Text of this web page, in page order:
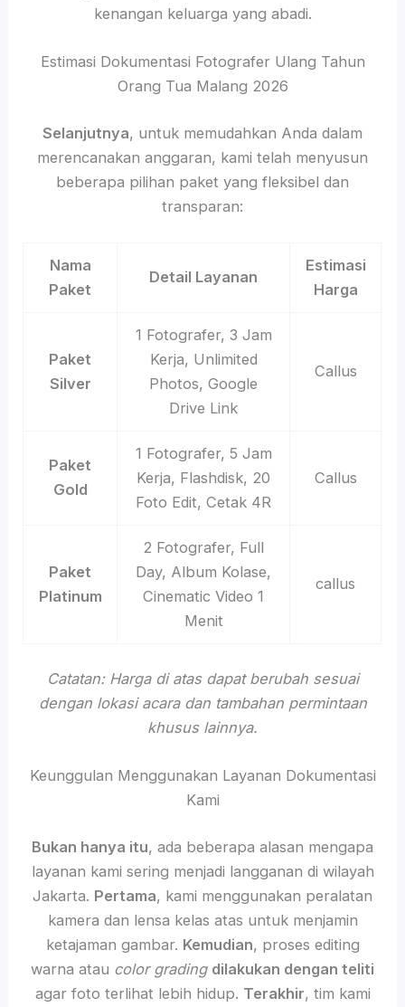
kenangan keluarga yang abadi.
Estimasi Dokumentasi Fotografer Ulang Tahun
Orang Tua Malang 2026
Selanjutnya, untuk memudahkan Anda dalam
merencanakan anggaran, kami telah menyusun
beberapa pilihan paket yang fleksibel dan
transparan:
Nama
Paket
Detail Layanan
Estimasi
Harga
Paket
Silver
1 Fotografer, 3 Jam
Kerja, Unlimited
Photos, Google
Drive Link
Callus
Paket
Gold
1 Fotografer, 5 Jam
Kerja, Flashdisk, 20
Foto Edit, Cetak 4R
Callus
Paket
Platinum
2 Fotografer, Full
Day, Album Kolase,
Cinematic Video 1
Menit
callus
Catatan: Harga di atas dapat berubah sesuai
dengan lokasi acara dan tambahan permintaan
khusus lainnya.
Keunggulan Menggunakan Layanan Dokumentasi
Kami
Bukan hanya itu, ada beberapa alasan mengapa
layanan kami sering menjadi langganan di wilayah
Jakarta. Pertama, kami menggunakan peralatan
kamera dan lensa kelas atas untuk menjamin
ketajaman gambar. Kemudian, proses editing
warna atau color grading dilakukan dengan teliti
agar foto terlihat lebih hidup. Terakhir, tim kami